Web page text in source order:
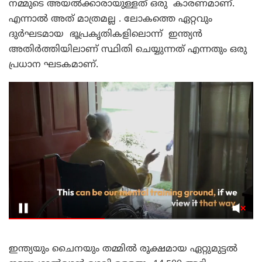
നമ്മുടെ അയൽക്കാരായുള്ളത് ഒരു കാരണമാണ്.
എന്നാൽ അത് മാത്രമല്ല . ലോകത്തെ ഏറ്റവും
ദുർഘടമായ ഭൂപ്രകൃതികളിലൊന്ന് ഇന്ത്യൻ
അതിർത്തിയിലാണ് സ്ഥിതി ചെയ്യുന്നത് എന്നതും ഒരു
പ്രധാന ഘടകമാണ്.
ഇന്ത്യയും ചൈനയും തമ്മിൽ രൂക്ഷമായ ഏറ്റുമുട്ടൽ